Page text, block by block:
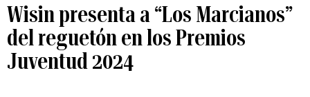
Wisin presenta a “Los Marcianos”
del reguetón en los Premios
Juventud 2024